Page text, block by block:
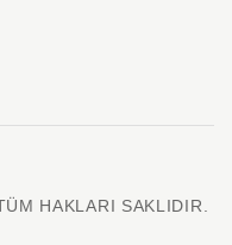
HAKLARI SAKLIDIR.